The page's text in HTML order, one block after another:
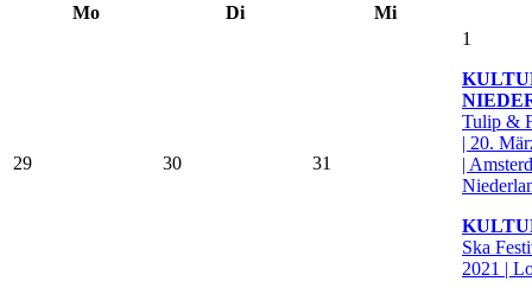
Mo
Di Mi
29 30 31
1
Tulip &
| 20.
|
Ska
2021 |